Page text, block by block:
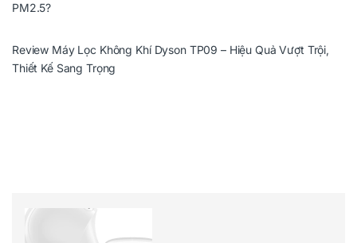
PM2.5?
Review Máy Lọc Không Khí Dyson TP09 – Hiệu Quả Vượt Trội,
Thiết Kế Sang Trọng